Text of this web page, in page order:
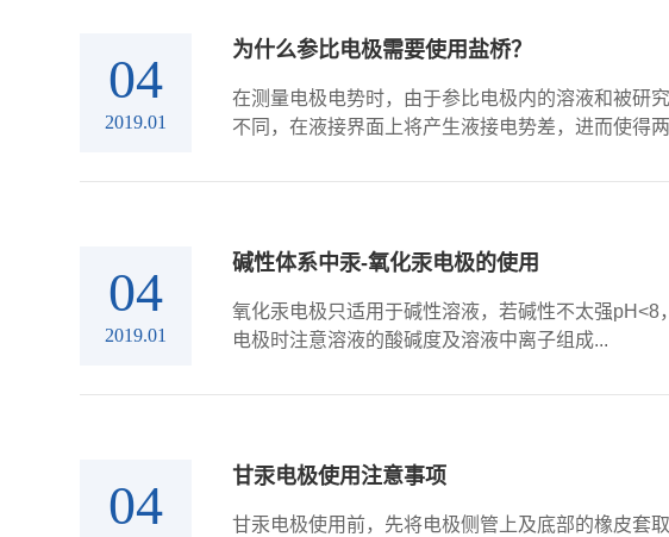
04
2019.01
为什么参比电极需要使用盐桥？
在测量电极电势时，由于参比电极内的溶液和被研
不同，在液接界面上将产生液接电势差，进而使得
04
2019.01
碱性体系中汞-氧化汞电极的使用
氧化汞电极只适用于碱性溶液，若碱性不太强
电极时注意溶液的酸碱度及溶液中离子组成...
04 甘汞电极使用注意事项
甘汞电极使用前，先将电极侧管上及底部的橡皮套